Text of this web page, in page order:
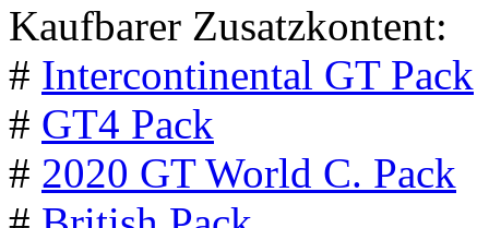
Kaufbarer Zusatzkontent:
# Intercontinental GT Pack
# GT4 Pack
# 2020 GT World C. Pack